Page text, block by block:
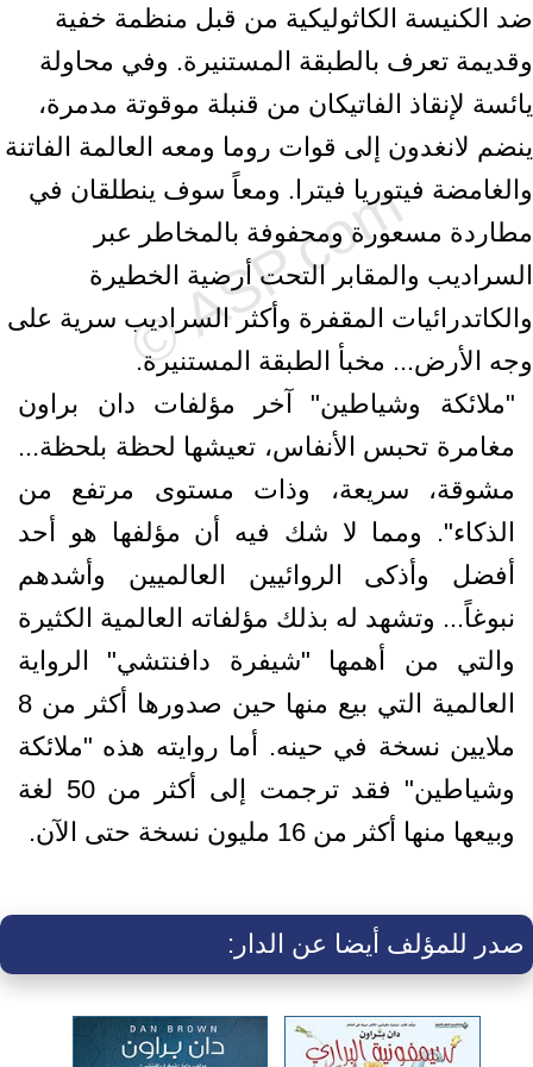
ضد الكنيسة الكاثوليكية من قبل منظمة خفية
وقديمة تعرف بالطبقة المستنيرة. وفي محاولة
يائسة لإنقاذ الفاتيكان من قنبلة موقوتة مدمرة،
ينضم لانغدون إلى قوات روما ومعه العالمة الفاتنة
والغامضة فيتوريا فيترا. ومعاً سوف ينطلقان في
مطاردة مسعورة ومحفوفة بالمخاطر عبر
السراديب والمقابر التحت أرضية الخطيرة
والكاتدرائيات المقفرة وأكثر السراديب سرية على
وجه الأرض... مخبأ الطبقة المستنيرة.
"ملائكة وشياطين" آخر مؤلفات دان براون
مغامرة تحبس الأنفاس، تعيشها لحظة بلحظة...
مشوقة، سريعة، وذات مستوى مرتفع من
الذكاء". ومما لا شك فيه أن مؤلفها هو أحد
أفضل وأذكى الروائيين العالميين وأشدهم
نبوغاً... وتشهد له بذلك مؤلفاته العالمية الكثيرة
والتي من أهمها "شيفرة دافنتشي" الرواية
العالمية التي بيع منها حين صدورها أكثر من 8
ملايين نسخة في حينه. أما روايته هذه "ملائكة
وشياطين" فقد ترجمت إلى أكثر من 50 لغة
وبيعها منها أكثر من 16 مليون نسخة حتى الآن.
صدر للمؤلف أيضا عن الدار: